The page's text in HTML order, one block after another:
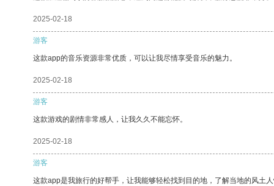
2025-02-18
游客
这款app的音乐资源非常优质，可以让我尽情享受音乐的魅力。
2025-02-18
游客
这款游戏的剧情非常感人，让我久久不能忘怀。
2025-02-18
游客
这款app是我旅行的好帮手，让我能够轻松找到目的地，了解当地的风土